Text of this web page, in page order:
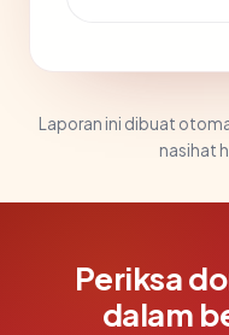
Laporan ini dibuat
nasihat
Periksa
dalam